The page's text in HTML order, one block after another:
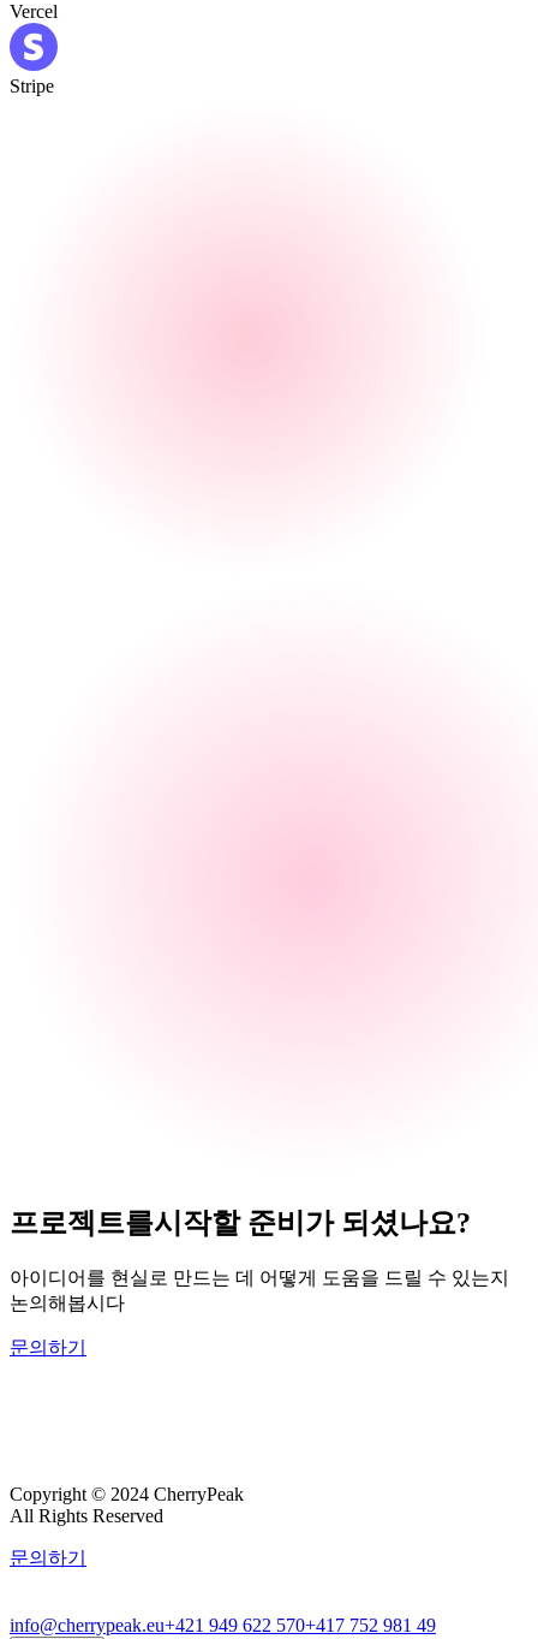
Vercel
Stripe
프로젝트를시작할 준비가 되셨나요?
아이디어를 현실로 만드는 데 어떻게 도움을 드릴 수 있는지
논의해봅시다
문의하기
Copyright © 2024 CherryPeak
All Rights Reserved
문의하기
info@cherrypeak.eu+421 949 622 570+417 752 981 49